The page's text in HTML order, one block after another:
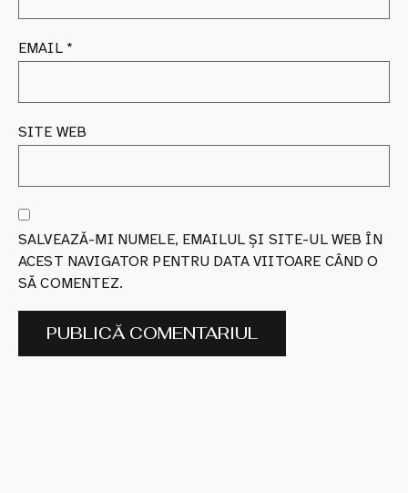
EMAIL *
SITE WEB
SALVEAZĂ-MI NUMELE, EMAILUL ȘI SITE-UL WEB ÎN
ACEST NAVIGATOR PENTRU DATA VIITOARE CÂND O
SĂ COMENTEZ.